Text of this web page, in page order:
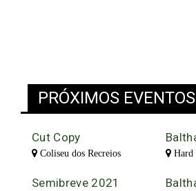
PRÓXIMOS EVENTOS
Cut Copy
Coliseu dos Recreios Hard
Semibreve 2021